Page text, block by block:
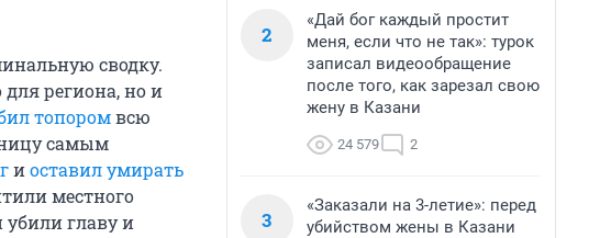
сводку.
региона, но и
топоромвсю
самым
иоставил умирать
местного
убили главу и
2
«Дай бог каждый простит
меня, если что не так»: турок
записал видеообращение
после того, как зарезал свою
жену в Казани
24 579 2
3
«Заказали на 3-летие»: перед
убийством жены в Казани